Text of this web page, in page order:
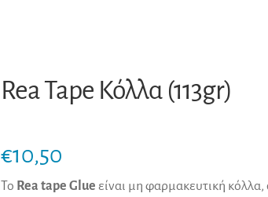
Rea Tape Κόλλα (113gr)
€10,50
Το Rea tape Glue είναι μη φαρμακευτική κόλλα,